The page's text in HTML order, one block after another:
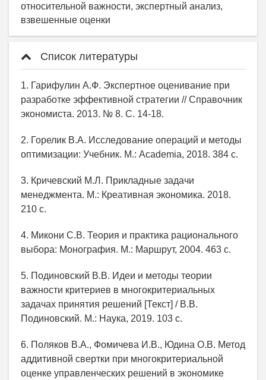
относительной важности, экспертный анализ,
взвешенные оценки
Список литературы
1. Гарифулин А.Ф. Экспертное оценивание при
разработке эффективной стратегии // Справочник
экономиста. 2013. № 8. С. 14-18.
2. Горелик В.А. Исследование операций и методы
оптимизации: Учебник. М.: Academia, 2018. 384 c.
3. Кричевский М.Л. Прикладные задачи
менеджмента. М.: Креативная экономика. 2018.
210 с.
4. Микони С.В. Теория и практика рационального
выбора: Монография. М.: Маршрут, 2004. 463 с.
5. Подиновский В.В. Идеи и методы теории
важности критериев в многокритериальных
задачах принятия решений [Текст] / В.В.
Подиновский. М.: Наука, 2019. 103 c.
6. Поляков В.А., Фомичева И.В., Юдина О.В. Метод
аддитивной свертки при многокритериальной
оценке управленческих решений в экономике